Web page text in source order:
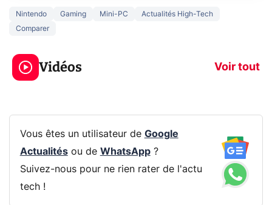
Nintendo Gaming Mini-PC
Actualités High-Tech
Comparer
Vidéos Voir tout
3 écrans en 1 pour
319€ ? Voici L'AOC
CQ32G4ZA !
prochaine
Vous êtes un utilisateur de Google
Actualitésou de WhatsApp?
Suivez-nous pour ne rien rater de l'actu
tech !